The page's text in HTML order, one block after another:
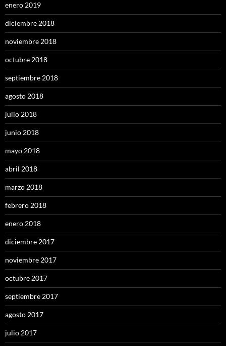
enero 2019
diciembre 2018
noviembre 2018
octubre 2018
septiembre 2018
agosto 2018
julio 2018
junio 2018
mayo 2018
abril 2018
marzo 2018
febrero 2018
enero 2018
diciembre 2017
noviembre 2017
octubre 2017
septiembre 2017
agosto 2017
julio 2017